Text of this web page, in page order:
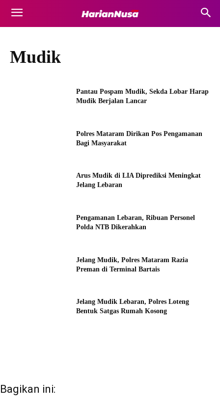
Mudik
Pantau Pospam Mudik, Sekda Lobar Harap
Mudik Berjalan Lancar
Polres Mataram Dirikan Pos Pengamanan
Bagi Masyarakat
Arus Mudik di LIA Diprediksi Meningkat
Jelang Lebaran
Pengamanan Lebaran, Ribuan Personel
Polda NTB Dikerahkan
Jelang Mudik, Polres Mataram Razia
Preman di Terminal Bartais
Jelang Mudik Lebaran, Polres Loteng
Bentuk Satgas Rumah Kosong
Bagikan ini: